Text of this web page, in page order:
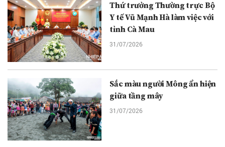
Thứ trưởng Thường trực Bộ
Y tế Vũ Mạnh Hà làm việc với
tỉnh Cà Mau
31/07/2026
Sắc màu người Mông ẩn hiện
giữa tầng mây
31/07/2026